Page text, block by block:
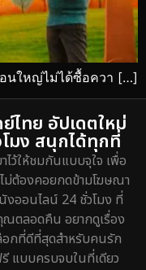
อนใหญ่ไม่ได้ซื้อควา […]
ทย อัปเดตใหม่
มง สนุกได้ทุกที่
ว้ให้ชมกันแบบจุใจ เพื่อ
ม่ต้องคอยกดข้ามโฆษณา
นังออนไลน์ 24 ชั่วโมง ที่
ตลอดคืน อยากดูเรื่อง
อกที่ดีที่สุดสำหรับคนรัก
แบบครบจบในที่เดียว